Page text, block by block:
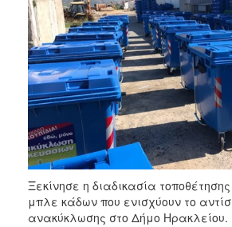
2012
2011
2010
2006
ΔΗΜΟΤΗΣ
ΕΠΙΣΚΕΠΤΗΣ
Ξεκίνησε η διαδικασία
μπλε κάδων που ενισχύουν το
ανακύκλωσης στο Δήμο Ηρακλείου.